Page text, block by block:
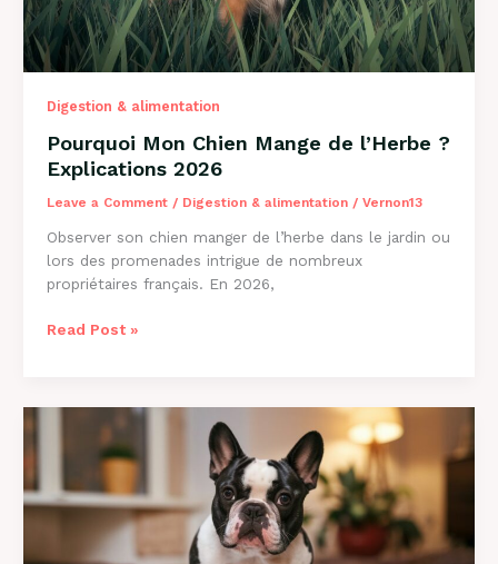
Digestion & alimentation
Pourquoi Mon Chien Mange de l’Herbe ?
Explications 2026
Leave a Comment / Digestion & alimentation/ Vernon13
Observer son chien manger de l’herbe dans le jardin ou
lors des promenades intrigue de nombreux
propriétaires français. En 2026,
Pourquoi
l’Herbe
Explications
2026
Read Post »